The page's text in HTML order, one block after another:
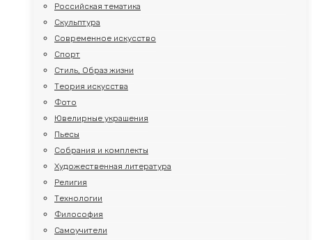
Российская тематика
Скульптура
Современное искусство
Спорт
Стиль, Образ жизни
Теория искусства
Фото
Ювелирные украшения
Пьесы
Собрания и комплекты
Художественная литература
Религия
Технологии
Философия
Самоучители